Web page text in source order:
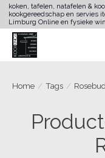
koken, tafelen, natafelen &
kookgereedschap en servies
Limburg Online en fysieke
Home / Tags / Rosebud